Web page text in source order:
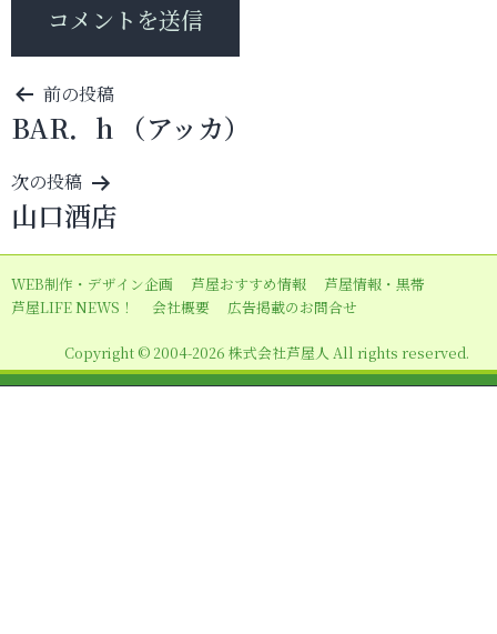
投
稿
ナ
ビ
ゲ
ー
シ
ン
前の投稿
BAR．h （アッカ）
次の投稿
山口酒店
WEB制作・デザイン企画 芦屋おすすめ情報
芦屋情報・黒帯
芦屋LIFE NEWS！
会社概要 広告掲載のお問合せ
Copyright © 2004-2026 株式会社芦屋人 All rights reserved.